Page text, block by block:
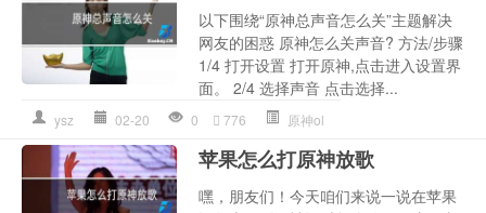
以下围绕“原神总声音怎么关”主题解决
网友的困惑 原神怎么关声音? 方法/步骤
1/4 打开设置 打开原神,点击进入设置界
面。 2/4 选择声音 点击选择...
ysz 02-20 0 776 原神ol
苹果怎么打原神放歌
嘿，朋友们！今天咱们来说一说在苹果